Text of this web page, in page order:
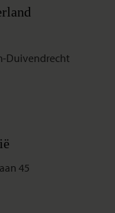
Duivendrecht
45